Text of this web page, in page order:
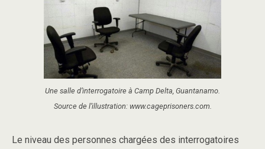
Une salle d’interrogatoire à Camp Delta, Guantanamo.
Source de l’illustration: www.cageprisoners.com.
Le niveau des personnes chargées des interrogatoires